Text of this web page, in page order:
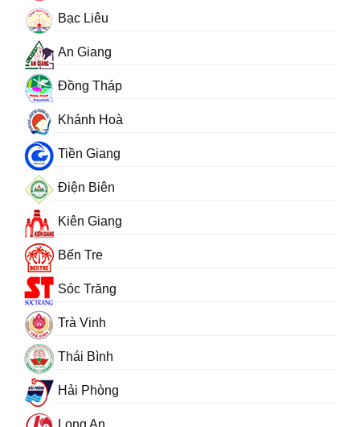
Bạc Liêu
An Giang
Đồng Tháp
Khánh Hoà
Tiền Giang
Điện Biên
Kiên Giang
Bến Tre
Sóc Trăng
Trà Vinh
Thái Bình
Hải Phòng
Long An